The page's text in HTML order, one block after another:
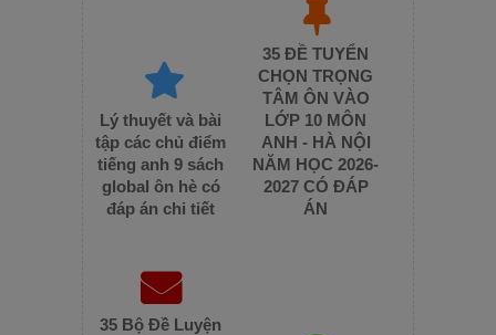
Lý thuyết và bài
tập các chủ điểm
tiếng anh 9 sách
global ôn hè có
đáp án chi tiết
35 ĐỀ TUYỂN
CHỌN TRỌNG
TÂM ÔN VÀO
LỚP 10 MÔN
ANH - HÀ NỘI
NĂM HỌC 2026-
2027 CÓ ĐÁP
ÁN
35 Bộ Đề Luyện